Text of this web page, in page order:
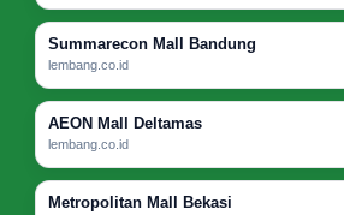
Summarecon Mall Bandung
lembang.co.id
AEON Mall Deltamas
lembang.co.id
Metropolitan Mall Bekasi